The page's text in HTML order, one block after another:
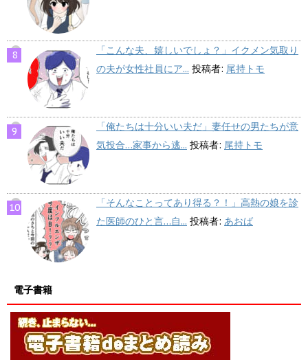
「こんな夫、嬉しいでしょ？」イクメン気取り
の夫が女性社員にア... 投稿者: 尾持トモ
「俺たちは十分いい夫だ」妻任せの男たちが意
気投合…家事から逃... 投稿者: 尾持トモ
「そんなことってあり得る？！」高熱の娘を診
た医師のひと言…自... 投稿者: あおば
電子書籍